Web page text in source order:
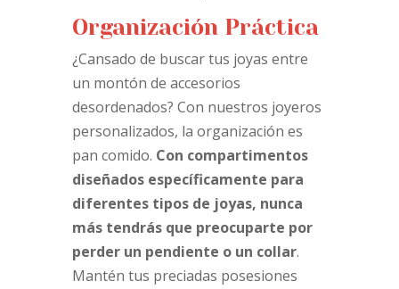
Organización Práctica
¿Cansado de buscar tus joyas entre
un montón de accesorios
desordenados? Con nuestros joyeros
personalizados, la organización es
pan comido. Con compartimentos
diseñados específicamente para
diferentes tipos de joyas, nunca
más tendrás que preocuparte por
perder un pendiente o un collar.
Mantén tus preciadas posesiones